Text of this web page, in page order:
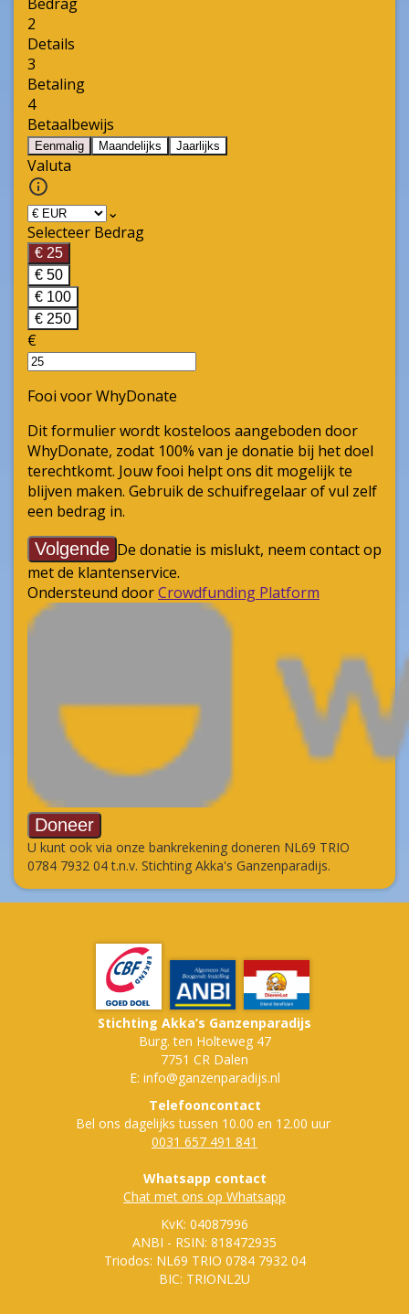
U kunt ook via onze bankrekening doneren NL69 TRIO
0784 7932 04 t.n.v. Stichting Akka's Ganzenparadijs.
Stichting Akka’s Ganzenparadijs
Burg. ten Holteweg 47
7751 CR Dalen
E: info@ganzenparadijs.nl
Telefooncontact
Bel ons dagelijks tussen 10.00 en 12.00 uur
0031 657 491 841
Whatsapp contact
Chat met ons op Whatsapp
KvK: 04087996
ANBI - RSIN: 818472935
Triodos: NL69 TRIO 0784 7932 04
BIC: TRIONL2U